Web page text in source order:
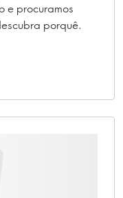
e procuramos
porquê.